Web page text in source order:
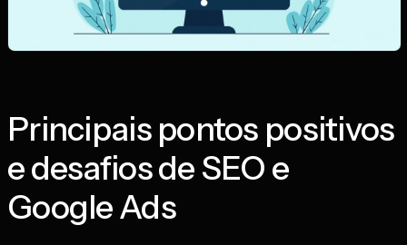
Principais pontos positivos
e desafios de SEO e
Google Ads